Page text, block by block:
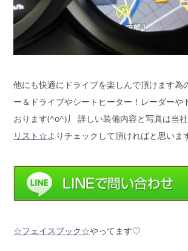
他にも快適にドライブを楽しんで頂けます為
ー＆ドライブやシートヒーター！レーダーや
おります(^o^)丿 詳しい装備内容と写真は当
リスト☆よりチェックして頂ければと思いま
☆フェイスブック☆やってます♡